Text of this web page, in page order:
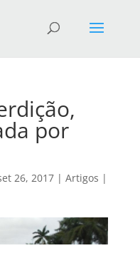
por
26, 2017| Artigos |